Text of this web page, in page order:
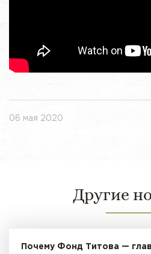
06 мая 2020
Другие
Почему Фонд Титова —